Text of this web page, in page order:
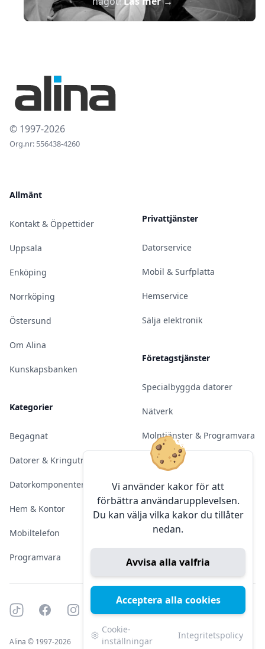
Vi använder kakor för att
förbättra användarupplevelsen.
Du kan välja vilka kakor du tillåter
nedan.
Avvisa alla valfria
Acceptera alla cookies
Cookie-
inställningar
Integritetspolicy
© 1997-2026
Org.nr: 556438-4260
Allmänt
Kontakt & Öppettider
Uppsala
Enköping
Norrköping
Östersund
Om Alina
Kunskapsbanken
Kategorier
Begagnat
Datorer & Kringutrustning
Datorkomponenter
Hem & Kontor
Mobiltelefon
Programvara
Privattjänster
Datorservice
Mobil & Surfplatta
Hemservice
Sälja elektronik
Företagstjänster
Specialbyggda datorer
Nätverk
Molntjänster & Programvara
Server & Backup
Kameraövervakning
Konferens & Public Display
Sälja elektronik
Tiktok FacebookInstagram
Alina © 1997-2026